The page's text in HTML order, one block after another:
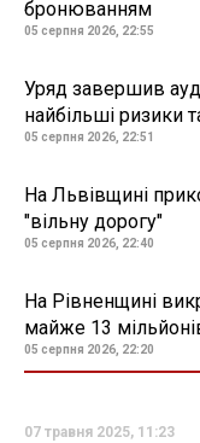
бронюванням
05 серпня 2026, 22:55
Уряд завершив
найбільші ризики
05 серпня 2026, 22:51
На Львівщині
"вільну дорогу"
05 серпня 2026, 22:40
На Рівненщині
майже 13
05 серпня 2026, 22:20
07 травня 2025, 11:23